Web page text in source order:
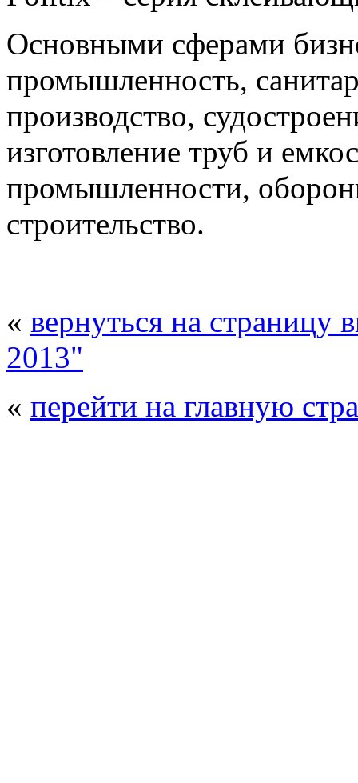
Основными сферами
промышленность,
производство,
изготовление труб и
промышленности,
строительство.
« вернуться на страницу
2013"
« перейти на главную